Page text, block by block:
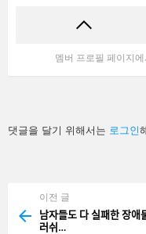
멤버 프로필 페이지
답
글
댓글을 달기 위해서는 로그인
more
이전 글
남자들도 다 실패한
러쉬…